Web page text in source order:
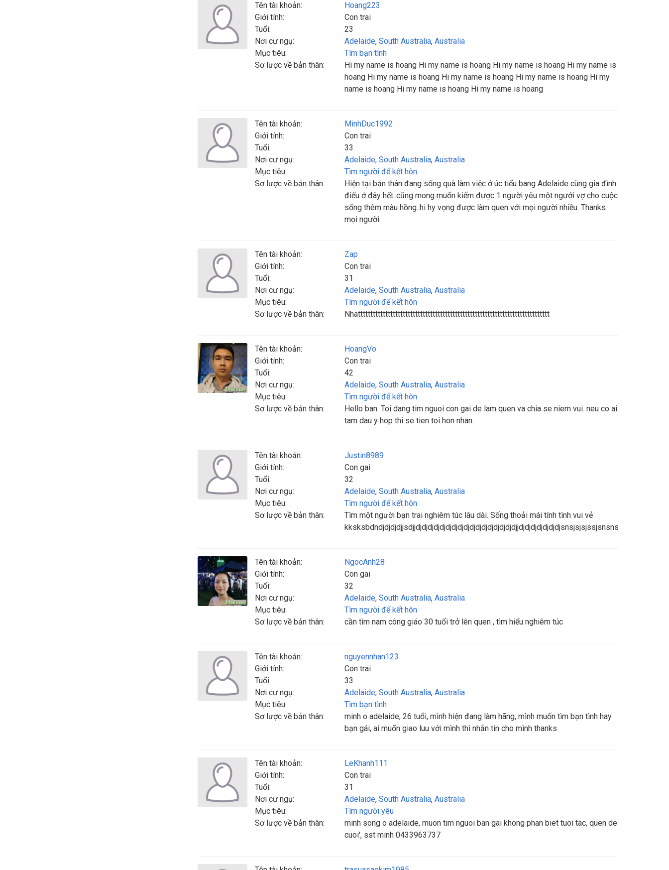
Tên tài khoản:
Hoang223
Giới tính:
Con trai
Tuổi:
23
Nơi cư ngụ:
Adelaide, South Australia, Australia
Mục tiêu:
Tìm bạn tình
Sơ lược về bản thân:
Hi my name is hoang Hi my name is hoang Hi my name is hoang Hi my name is
hoang Hi my name is hoang Hi my name is hoang Hi my name is hoang Hi my
name is hoang Hi my name is hoang Hi my name is hoang
Tên tài khoản:
MinhDuc1992
Giới tính:
Con trai
Tuổi:
33
Nơi cư ngụ:
Adelaide, South Australia, Australia
Mục tiêu:
Tìm người để kết hôn
Sơ lược về bản thân:
Hiện tại bản thân đang sống quà làm việc ở úc tiểu bang Adelaide cùng gia đình
điếu ở đây hết..cũng mong muốn kiếm được 1 người yêu một ngưới vợ cho cuộc
sống thêm màu hồng..hi hy vọng được làm quen với mọi người nhiều. Thanks
mọi người
Tên tài khoản:
Zap
Giới tính:
Con trai
Tuổi:
31
Nơi cư ngụ:
Adelaide, South Australia, Australia
Mục tiêu:
Tìm người để kết hôn
Sơ lược về bản thân:
Nhattttttttttttttttttttttttttttttttttttttttttttttttttttttttttttttttttttttttttttt
Tên tài khoản:
HoangVo
Giới tính:
Con trai
Tuổi:
42
Nơi cư ngụ:
Adelaide, South Australia, Australia
Mục tiêu:
Tìm người để kết hôn
Sơ lược về bản thân:
Hello ban. Toi dang tim nguoi con gai de lam quen va chia se niem vui. neu co ai
tam dau y hop thi se tien toi hon nhan.
Tên tài khoản:
Justin8989
Giới tính:
Con gai
Tuổi:
32
Nơi cư ngụ:
Adelaide, South Australia, Australia
Mục tiêu:
Tìm người để kết hôn
Sơ lược về bản thân:
Tìm một người bạn trai nghiêm túc lâu dài. Sống thoải mái tính tình vui vẻ
Tên tài khoản:
NgocAnh28
Giới tính:
Con gai
Tuổi:
32
Nơi cư ngụ:
Adelaide, South Australia, Australia
Mục tiêu:
Tìm người để kết hôn
Sơ lược về bản thân:
cần tìm nam công giáo 30 tuổi trở lên quen , tìm hiểu nghiêm túc
Tên tài khoản:
nguyennhan123
Giới tính:
Con trai
Tuổi:
33
Nơi cư ngụ:
Adelaide, South Australia, Australia
Mục tiêu:
Tìm bạn tình
Sơ lược về bản thân:
minh o adelaide, 26 tuổi, mình hiện đang làm hãng, mình muốn tìm bạn tình hay
bạn gái, ai muốn giao luu với mình thì nhắn tin cho mình thanks
Tên tài khoản:
LeKhanh111
Giới tính:
Con trai
Tuổi:
31
Nơi cư ngụ:
Adelaide, South Australia, Australia
Mục tiêu:
Tìm người yêu
Sơ lược về bản thân:
minh song o adelaide, muon tim nguoi ban gai khong phan biet tuoi tac, quen de
cuoi', sst minh 0433963737